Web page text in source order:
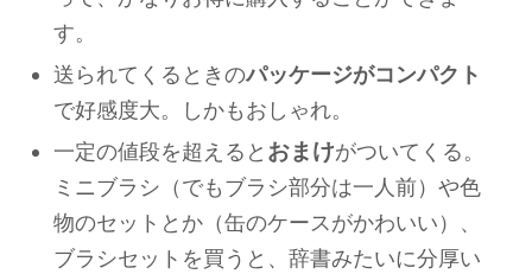
す。
送られてくるときのパッケージがコンパクト
で好感度大。しかもおしゃれ。
一定の値段を超えると おまけがついてくる。
ミニブラシ（でもブラシ部分は一人前）や色
物のセットとか（缶のケースがかわいい）、
ブラシセットを買うと、辞書みたいに分厚い